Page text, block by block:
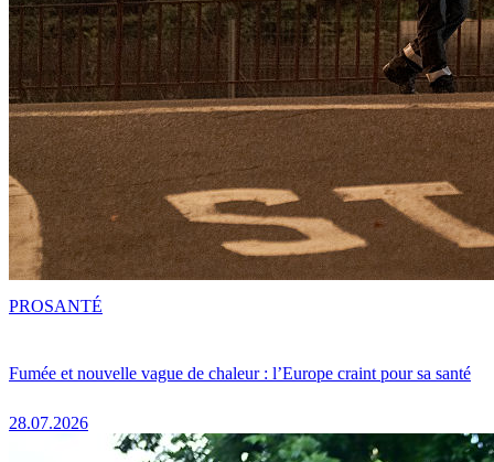
Fumée et nouvelle vague de chaleur : l’Europe craint pour sa santé
28.07.2026
PROSANTÉ